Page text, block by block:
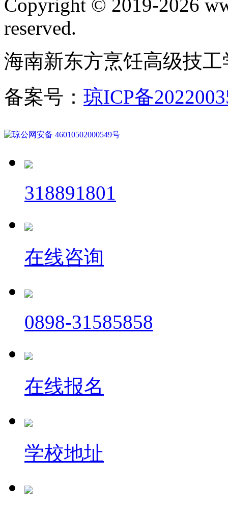
Copyright © 2019-2026
reserved.
海南新东方烹饪高级技
备案号： 琼ICP备
琼公网安备 46010502000549号
318891801
在线咨询
0898-31585858
在线报名
学校地址